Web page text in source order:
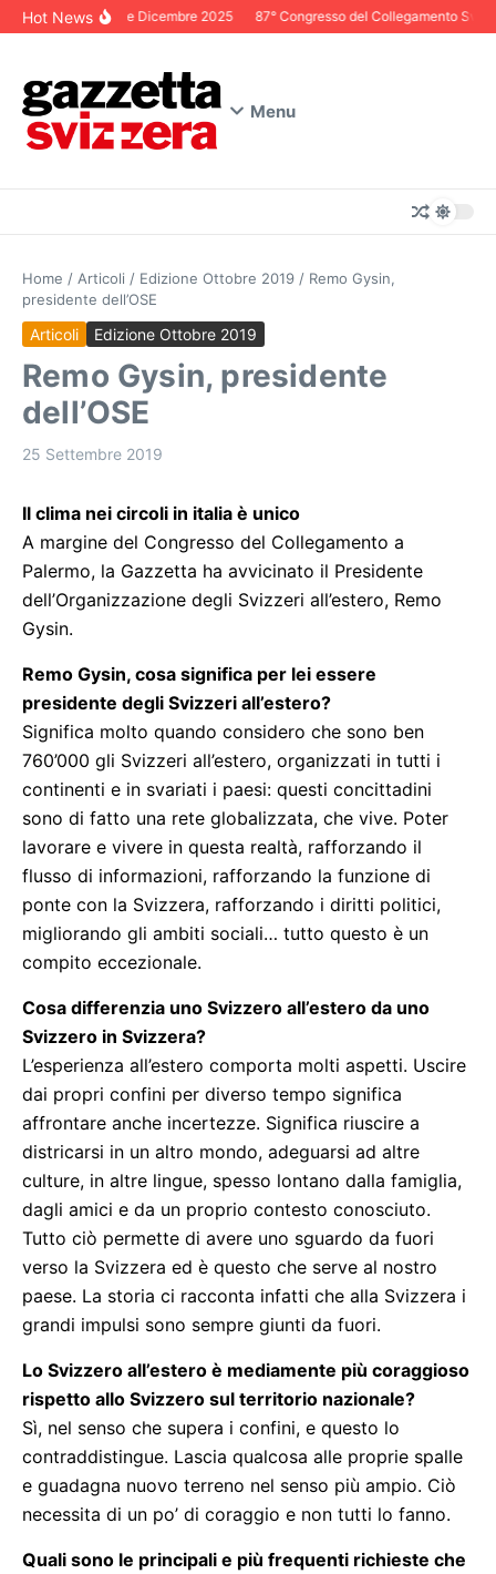
Salta al contenuto
Hot NewsEditoriale Dicembre 2025 87° Congresso del Collegamento
Menu
Home / Articoli / Edizione Ottobre 2019 / Remo Gysin,
presidente dell’OSE
Articoli Edizione Ottobre 2019
Remo Gysin, presidente
dell’OSE
25 Settembre 2019
Il clima nei circoli in italia è unico
A margine del Congresso del Collegamento a
Palermo, la Gazzetta ha avvicinato il Presidente
dell’Organizzazione degli Svizzeri all’estero, Remo
Gysin.
Remo Gysin, cosa significa per lei essere
presidente degli Svizzeri all’estero?
Significa molto quando considero che sono ben
760’000 gli Svizzeri all’estero, organizzati in tutti i
continenti e in svariati i paesi: questi concittadini
sono di fatto una rete globalizzata, che vive. Poter
lavorare e vivere in questa realtà, rafforzando il
flusso di informazioni, rafforzando la funzione di
ponte con la Svizzera, rafforzando i diritti politici,
migliorando gli ambiti sociali… tutto questo è un
compito eccezionale.
Cosa differenzia uno Svizzero all’estero da uno
Svizzero in Svizzera?
L’esperienza all’estero comporta molti aspetti. Uscire
dai propri confini per diverso tempo significa
affrontare anche incertezze. Significa riuscire a
districarsi in un altro mondo, adeguarsi ad altre
culture, in altre lingue, spesso lontano dalla famiglia,
dagli amici e da un proprio contesto conosciuto.
Tutto ciò permette di avere uno sguardo da fuori
verso la Svizzera ed è questo che serve al nostro
paese. La storia ci racconta infatti che alla Svizzera i
grandi impulsi sono sempre giunti da fuori.
Lo Svizzero all’estero è mediamente più coraggioso
rispetto allo Svizzero sul territorio nazionale?
Sì, nel senso che supera i confini, e questo lo
contraddistingue. Lascia qualcosa alle proprie spalle
e guadagna nuovo terreno nel senso più ampio. Ciò
necessita di un po’ di coraggio e non tutti lo fanno.
Quali sono le principali e più frequenti richieste che